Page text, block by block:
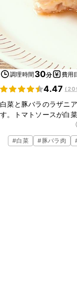
調理時間 30分 費用
4.47 (
白菜と豚バラのラザニ
す。トマトソースが白
りとした食感に仕上が
出せるお手軽レシピで
#白菜 #豚バラ肉